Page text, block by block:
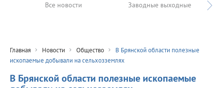
Все новости Заводные выходные
Главная Новости Общество
В Брянской области полезные
ископаемые добывали на сельхозземлях
В Брянской области полезные ископаемые